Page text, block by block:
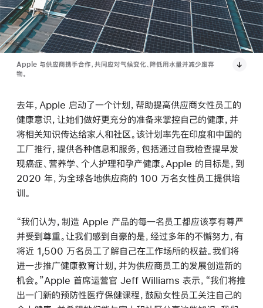
Apple 与供应商携手合作，共同应对气候变化、降低用水量并减少废弃
物。
去年，Apple 启动了一个计划，帮助提高供应商女性员工的
健康意识，让她们做好更充分的准备来掌控自己的健康，并
将相关知识传达给家人和社区。该计划率先在印度和中国的
工厂推行，提供各种信息和服务，包括通过自我检查提早发
现癌症、营养学、个人护理和孕产健康。Apple 的目标是，到
2020 年，为全球各地供应商的 100 万名女性员工提供培
训。
“我们认为，制造 Apple 产品的每一名员工都应该享有尊严
并受到尊重。让我们感到自豪的是，经过多年的不懈努力，有
将近 1,500 万名员工了解自己在工作场所的权益。我们将
进一步推广健康教育计划，并为供应商员工的发展创造新的
机会。”Apple 首席运营官 Jeff Williams 表示，“我们将推
出一门新的预防性医疗保健课程，鼓励女性员工关注自己的